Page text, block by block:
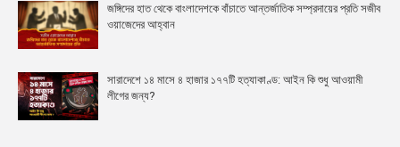
জঙ্গিদের হাত থেকে বাংলাদেশকে বাঁচাতে আন্তর্জাতিক সম্প্রদায়ের প্রতি সজীব
ওয়াজেদের আহ্বান
সারাদেশে ১৪ মাসে ৪ হাজার ১৭৭টি হত্যাকাণ্ড: আইন কি শুধু আওয়ামী
লীগের জন্য?